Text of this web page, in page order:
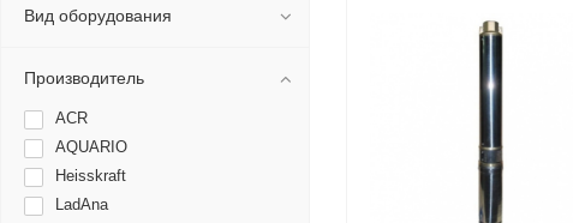
Вид оборудования
Производитель
ACR
AQUARIO
Heisskraft
LadAna